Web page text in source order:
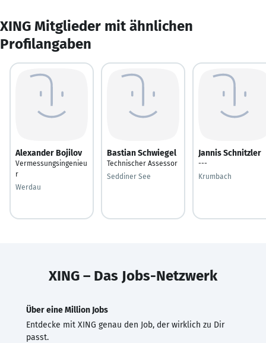
XING Mitglieder mit ähnlichen
Profilangaben
Alexander Bojilov
Vermessungsingenieu
r
Werdau
Bastian Schwiegel
Technischer Assessor
Seddiner See
Jannis Schnitzler
---
Krumbach
XING – Das Jobs-Netzwerk
Über eine Million Jobs
Entdecke mit XING genau den Job, der wirklich zu Dir
passt.